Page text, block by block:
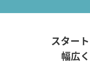
スター
幅広